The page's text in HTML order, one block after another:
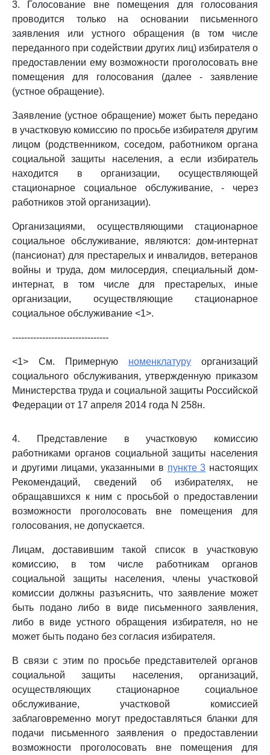
3. Голосование вне помещения для голосования
проводится только на основании письменного
заявления или устного обращения (в том числе
переданного при содействии других лиц) избирателя о
предоставлении ему возможности проголосовать вне
помещения для голосования (далее - заявление
(устное обращение).
Заявление (устное обращение) может быть передано
в участковую комиссию по просьбе избирателя другим
лицом (родственником, соседом, работником органа
социальной защиты населения, а если избиратель
находится в организации, осуществляющей
стационарное социальное обслуживание, - через
работников этой организации).
Организациями, осуществляющими стационарное
социальное обслуживание, являются: дом-интернат
(пансионат) для престарелых и инвалидов, ветеранов
войны и труда, дом милосердия, специальный дом-
интернат, в том числе для престарелых, иные
организации, осуществляющие стационарное
социальное обслуживание <1>.
--------------------------------
<1> См. Примерную номенклатуру организаций
социального обслуживания, утвержденную приказом
Министерства труда и социальной защиты Российской
Федерации от 17 апреля 2014 года N 258н.
4. Представление в участковую комиссию
работниками органов социальной защиты населения
и другими лицами, указанными в пункте 3 настоящих
Рекомендаций, сведений об избирателях, не
обращавшихся к ним с просьбой о предоставлении
возможности проголосовать вне помещения для
голосования, не допускается.
Лицам, доставившим такой список в участковую
комиссию, в том числе работникам органов
социальной защиты населения, члены участковой
комиссии должны разъяснить, что заявление может
быть подано либо в виде письменного заявления,
либо в виде устного обращения избирателя, но не
может быть подано без согласия избирателя.
В связи с этим по просьбе представителей органов
социальной защиты населения, организаций,
осуществляющих стационарное социальное
обслуживание, участковой комиссией
заблаговременно могут предоставляться бланки для
подачи письменного заявления о предоставлении
возможности проголосовать вне помещения для